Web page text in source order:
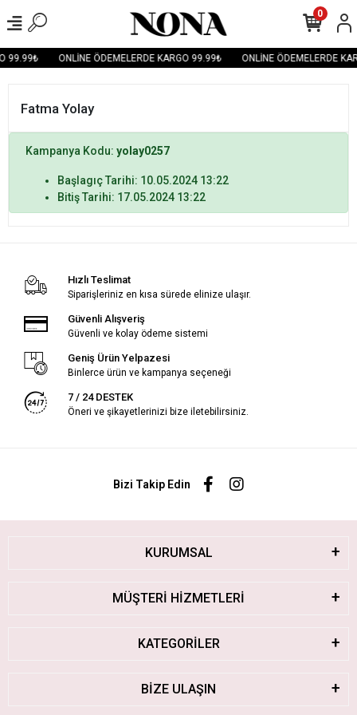
99.99₺ ONLİNE ÖDEMELERDE KARGO 99.99₺ ONLİNE ÖDEMELERDE
0
Fatma Yolay
Kampanya Kodu: yolay0257
Başlagıç Tarihi: 10.05.2024 13:22
Bitiş Tarihi: 17.05.2024 13:22
Hızlı Teslimat
Siparişleriniz en kısa sürede elinize ulaşır.
Güvenli Alışveriş
Güvenli ve kolay ödeme sistemi
Geniş Ürün Yelpazesi
Binlerce ürün ve kampanya seçeneği
7 / 24 DESTEK
Öneri ve şikayetlerinizi bize iletebilirsiniz.
Bizi Takip Edin
KURUMSAL
MÜŞTERİ HİZMETLERİ
KATEGORİLER
BİZE ULAŞIN